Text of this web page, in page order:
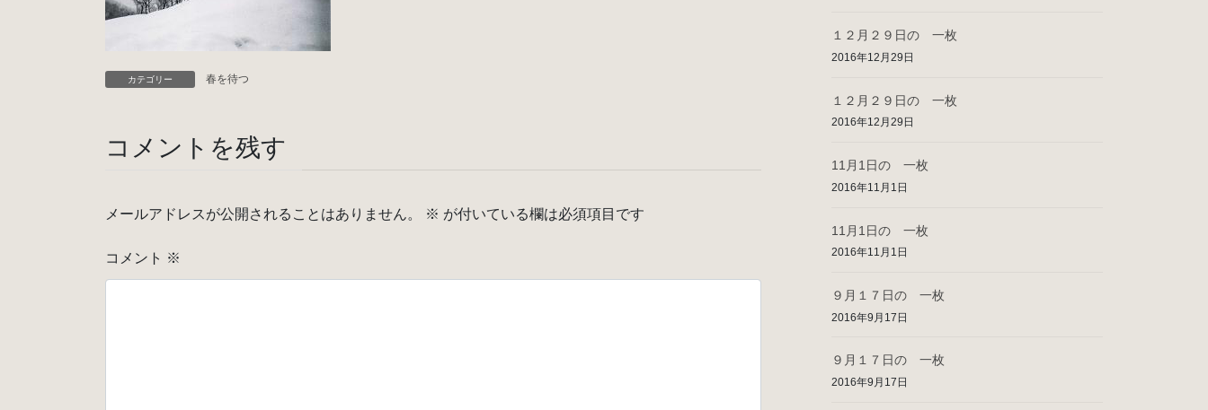
カテゴリー 春を待つ
コメントを残す
メールアドレスが公開されることはありません。 ※ が付いている欄は必須項目です
コメント ※
１２月２９日の 一枚
2016年12月29日
１２月２９日の 一枚
2016年12月29日
11月1日の 一枚
2016年11月1日
11月1日の 一枚
2016年11月1日
９月１７日の 一枚
2016年9月17日
９月１７日の 一枚
2016年9月17日